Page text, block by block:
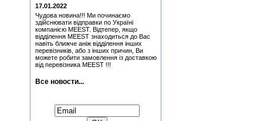
(Green) Колекційний
Медіатор Uriah Heep - Phil
Lanzon (Філ Лансон) (Red)
Колекційний
Медіатор Uriah Heep - Phil
Lanzon (Філ Лансон)
(Green) Колекційний
17.01.2022
Чудова новина!!! Ми починаємо
здійснювати відправки по Україні
компанією MEEST. Відтепер, якщо
відділення MEEST знаходиться до Вас
навіть ближче аніж відділення інших
перевізників, або з інших причин, Ви
можете робити замовлення із доставкою
від перевізника MEEST !!!
Все новости...